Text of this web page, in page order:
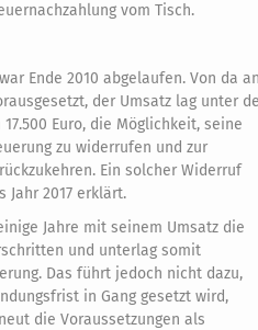
vom Tisch.
Ende 2010 abgelaufen. Von da
der Umsatz lag unter
Euro, die Möglichkeit, seine
zu widerrufen und zur
Ein solcher Widerruf
2017 erklärt.
Jahre mit seinem Umsatz die
und unterlag somit
Das führt jedoch nicht dazu,
in Gang gesetzt wird,
die Voraussetzungen als